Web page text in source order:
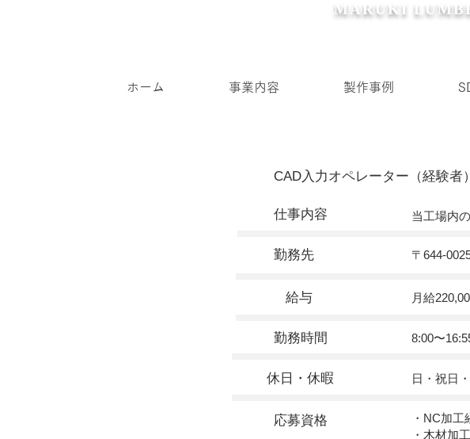
MARUKI
CAD入力オペレーター（経験者）
仕事内容 当工場内
勤務先 〒644-
給与 月給
勤務時間 8:00〜
休日・休暇 日・祝日
応募資格
・NC加
・木材加
ホーム 事業内容 製作事例